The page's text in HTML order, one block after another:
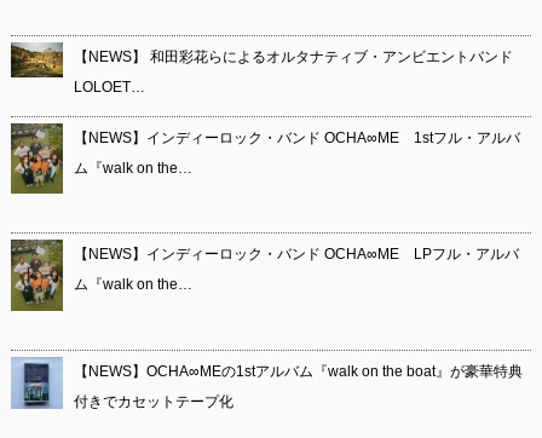
【NEWS】 和田彩花らによるオルタナティブ・アンビエントバンド
LOLOET…
【NEWS】インディーロック・バンド OCHA∞ME 1stフル・アルバ
ム『walk on the…
【NEWS】インディーロック・バンド OCHA∞ME LPフル・アルバ
ム『walk on the…
【NEWS】OCHA∞MEの1stアルバム『walk on the boat』が豪華特典
付きでカセットテープ化